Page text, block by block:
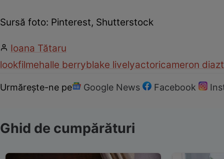
Sursă foto: Pinterest, Shutterstock
Ioana Tătaru
lookfilmehalle berryblake livelyactoricameron diaz
Urmărește-ne pe Google News Facebook
Ghid de cumpărături